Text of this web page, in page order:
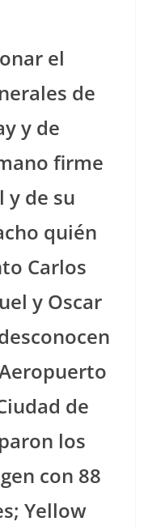
el
de
y de
firme
y de su
quién
Carlos
y Oscar
de
los
con 88
Yellow